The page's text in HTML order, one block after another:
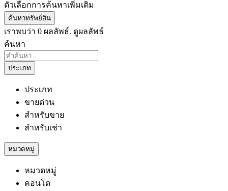
ตัวเลือกการค้นหาเพิ่มเติม
ค้นหาทรัพย์สิน
เราพบว่า 0 ผลลัพธ์. ดูผลลัพธ์
ค้นหา
ประเภท
ประเภท
ขายด่วน
สำหรับขาย
สำหรับเช่า
หมวดหมู่
หมวดหมู่
คอนโด